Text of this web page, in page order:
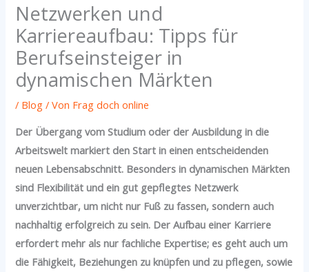
Netzwerken und
Karriereaufbau: Tipps für
Berufseinsteiger in
dynamischen Märkten
/ Blog / Von Frag doch online
Der Übergang vom Studium oder der Ausbildung in die
Arbeitswelt markiert den Start in einen entscheidenden
neuen Lebensabschnitt. Besonders in dynamischen Märkten
sind Flexibilität und ein gut gepflegtes Netzwerk
unverzichtbar, um nicht nur Fuß zu fassen, sondern auch
nachhaltig erfolgreich zu sein. Der Aufbau einer Karriere
erfordert mehr als nur fachliche Expertise; es geht auch um
die Fähigkeit, Beziehungen zu knüpfen und zu pflegen, sowie